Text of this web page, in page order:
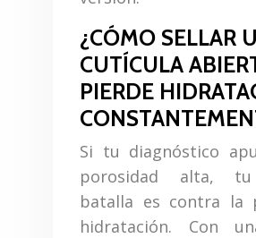
¿CÓMO SELLAR
CUTÍCULA
PIERDE
Si tu diagnóstico
porosidad alta,
batalla es contra la
hidratación. Con